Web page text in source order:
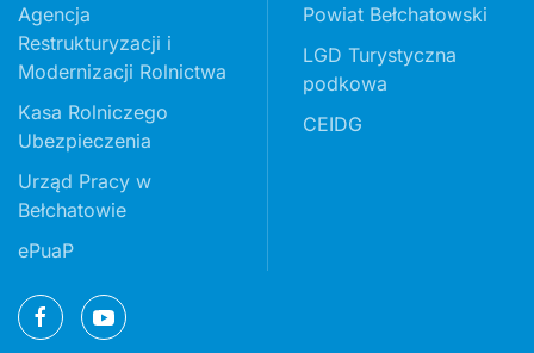
Agencja
Restrukturyzacji i
Modernizacji Rolnictwa
Kasa Rolniczego
Ubezpieczenia
Urząd Pracy w
Bełchatowie
ePuaP
Powiat Bełchatowski
LGD Turystyczna
podkowa
CEIDG